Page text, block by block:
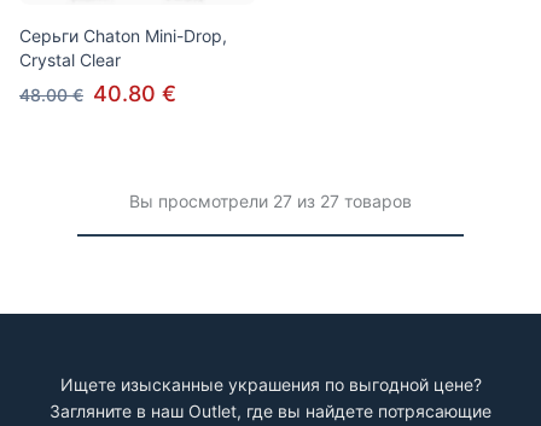
Ищете изысканные украшения по выгодной цене?
Загляните в наш Outlet, где вы найдете потрясающие
Серьги Chaton Mini-Drop,
Crystal Clear
48.00 € 40.80 €
Вы просмотрели 27 из 27 товаров